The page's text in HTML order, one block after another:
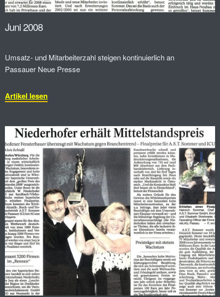
Juni 2008
Umsatz- und Mitarbeiterzahl steigen kontinuierlich an
Passauer Neue Presse
Artikel lesen